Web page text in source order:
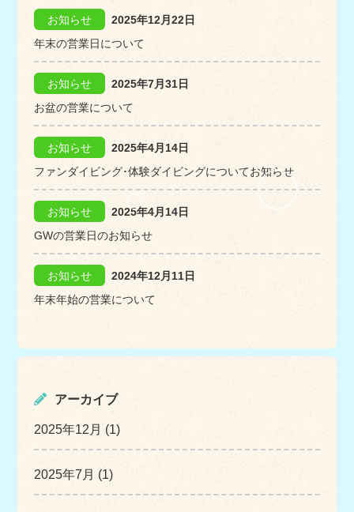
お知らせ
2025年12月22日
年末の営業日について
お知らせ
2025年7月31日
お盆の営業について
お知らせ
2025年4月14日
ファンダイビング･体験ダイビングについてお知らせ
お知らせ
2025年4月14日
GWの営業日のお知らせ
お知らせ
2024年12月11日
年末年始の営業について
アーカイブ
2025年12月 (1)
2025年7月 (1)